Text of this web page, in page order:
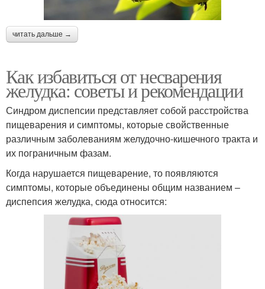
читать дальше →
Как избавиться от несварения
желудка: советы и рекомендации
Синдром диспепсии представляет собой расстройства
пищеварения и симптомы, которые свойственные
различным заболеваниям желудочно-кишечного тракта и
их пограничным фазам.
Когда нарушается пищеварение, то появляются
симптомы, которые объединены общим названием –
диспепсия желудка, сюда относится: